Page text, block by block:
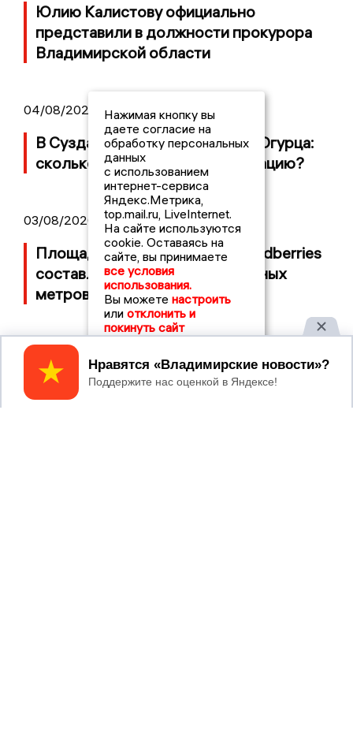
Юлию Калистову официально
представили в должности прокурора
Владимирской области
04/08/2026 09:01
В Суздале прошёл Фестиваль Огурца:
сколько потратили на организацию?
03/08/2026 14:13
Площадь пожара на складе Wildberries
составляет 100 тысяч квадратных
метров
ВЛАДИМИРСКИЕ
Нажимая кнопку вы
даете согласие на
обработку персональных
данных
с использованием
интернет-сервиса
Яндекс.Метрика,
top.mail.ru, LiveInternet.
На сайте используются
cookie. Оставаясь на
сайте, вы принимаете
все условия
использования.
Вы можете настроить
или отклонить и
покинуть сайт
Принять